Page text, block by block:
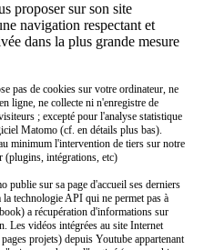
proposer sur son site
navigation respectant et
dans la plus grande mesure
pas de cookies sur votre ordinateur, ne
ligne, ne collecte ni n'enregistre de
; excepté pour l'analyse statistique
Matomo (cf. en détails plus bas).
minimum l'intervention de tiers sur notre
(plugins, intégrations, etc)
publie sur sa page d'accueil ses derniers
technologie API qui ne permet pas à
a récupération d'informations sur
Les vidéos intégrées au site Internet
projets) depuis Youtube appartenant